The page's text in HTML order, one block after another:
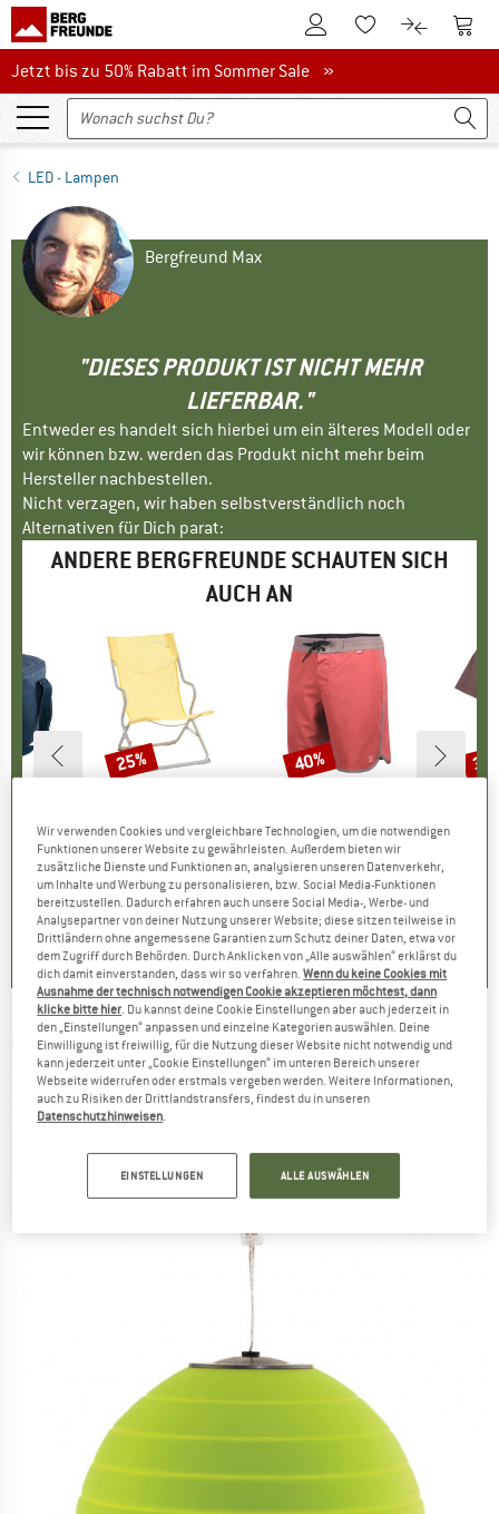
Zum KundenkontoZum Merkzettel.
Zum Zum
Jetzt bis zu 50% Rabatt im Sommer Sale
Jetzt bis zu 50% Rabatt im Sommer Sale »
LED - Lampen
Bergfreund Max
"DIESES PRODUKT IST NICHT MEHR
LIEFERBAR."
Entweder es handelt sich hierbei um ein älteres Modell oder
wir können bzw. werden das Produkt nicht mehr beim
Hersteller nachbestellen.
Nicht verzagen, wir haben selbstverständlich noch
Alternativen für Dich parat:
ANDERE BERGFREUNDE SCHAUTEN SICH
AUCH AN
Preis
11.86
)
Artikel
Sauntons Lux Sunburst
Produktgruppe
Campingstuhl
Preis
CHF 38.95reduzierter Preis
CHF 29.21
0.0(0)
Rabatt
25%
Artikel
Beachbreak Boardshort
Produktgruppe
Boardshorts
Preis
CHF 56.95reduzierter Preis
CHF 34.17
0.0(0)
Rabatt
40%
OUTWELL -Pollux Lux - LED-Lampe
(0)
Wir verwenden Cookies und vergleichbare Technologien, um die notwendigen
Funktionen unserer Website zu gewährleisten. Außerdem bieten wir
zusätzliche Dienste und Funktionen an, analysieren unseren Datenverkehr,
um Inhalte und Werbung zu personalisieren, bzw. Social Media-Funktionen
bereitzustellen. Dadurch erfahren auch unsere Social Media-, Werbe- und
Analysepartner von deiner Nutzung unserer Website; diese sitzen teilweise in
Drittländern ohne angemessene Garantien zum Schutz deiner Daten, etwa vor
dem Zugriff durch Behörden. Durch Anklicken von „Alle auswählen“ erklärst du
dich damit einverstanden, dass wir so verfahren.Wenn du keine Cookies mit
Ausnahme der technisch notwendigen Cookie akzeptieren möchtest, dann
klicke bitte hier . Du kannst deine Cookie Einstellungen aber auch jederzeit in
den „Einstellungen“ anpassen und einzelne Kategorien auswählen. Deine
Einwilligung ist freiwillig, für die Nutzung dieser Website nicht notwendig und
kann jederzeit unter „Cookie Einstellungen“ im unteren Bereich unserer
Webseite widerrufen oder erstmals vergeben werden. Weitere Informationen,
auch zu Risiken der Drittlandstransfers, findest du in unseren
Datenschutzhinweisen
EINSTELLUNGEN ALLE AUSWÄHLEN